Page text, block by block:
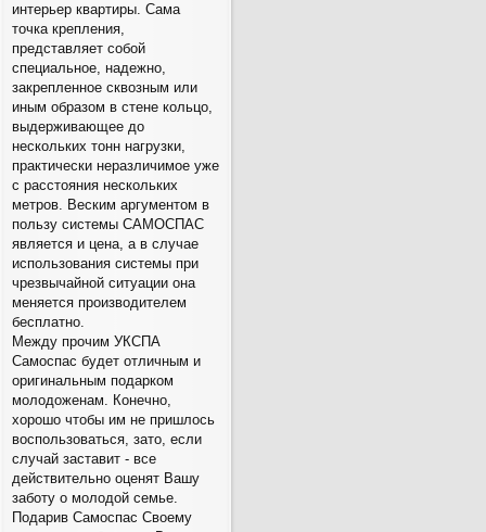
интерьер квартиры. Сама
точка крепления,
представляет собой
специальное, надежно,
закрепленное сквозным или
иным образом в стене кольцо,
выдерживающее до
нескольких тонн нагрузки,
практически неразличимое уже
с расстояния нескольких
метров. Веским аргументом в
пользу системы САМОСПАС
является и цена, а в случае
использования системы при
чрезвычайной ситуации она
меняется производителем
бесплатно.
Между прочим УКСПА
Самоспас будет отличным и
оригинальным подарком
молодоженам. Конечно,
хорошо чтобы им не пришлось
воспользоваться, зато, если
случай заставит - все
действительно оценят Вашу
заботу о молодой семье.
Подарив Самоспас Своему